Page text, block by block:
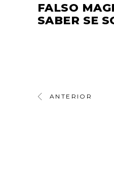
FALSO
SABER SE
ANTERIOR